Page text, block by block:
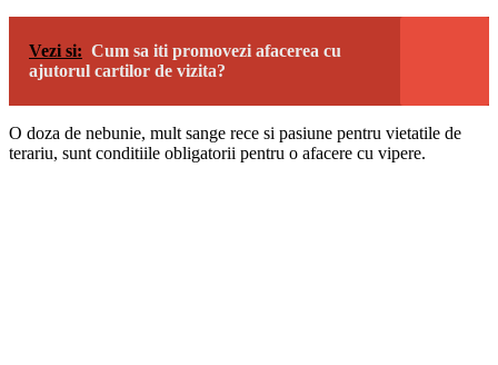
Vezi si: Cum sa iti promovezi afacerea cu
ajutorul cartilor de vizita?
O doza de nebunie, mult sange rece si pasiune pentru vietatile de
terariu, sunt conditiile obligatorii pentru o afacere cu vipere.